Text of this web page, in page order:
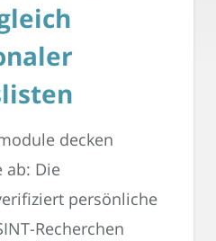
decken
ab: Die
persönliche
Recherchen